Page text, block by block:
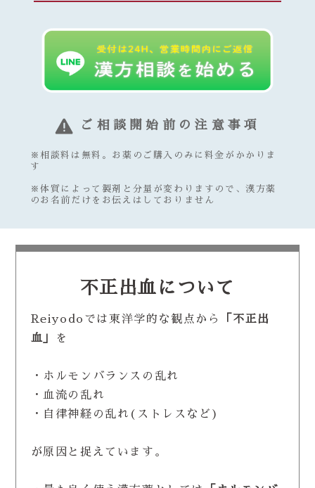
ご相談開始前の注意事項
※相談料は無料。お薬のご購入のみに料金がかかりま
す
※体質によって製剤と分量が変わりますので、漢方薬
のお名前だけをお伝えはしておりません
不正出血について
Reiyodoでは東洋学的な観点から
「不正出
血」
を
・ホルモンバランスの乱れ
・血流の乱れ
・自律神経の乱れ(ストレスなど)
が原因と捉えています。